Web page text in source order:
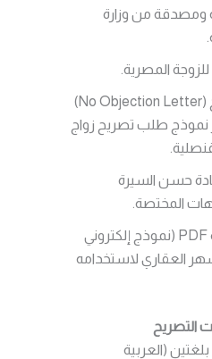
ومصدقة من وزارة
المصرية.
شهادة عدم ممانعة للزواج (No Objection Letter)
نموذج طلب تصريح زواج
حسن السيرة
المختصة.
عقد زواج مصري من أجنبية PDF (نموذج إلكتروني
العقاري لاستخدامه
التصريح
(العربية